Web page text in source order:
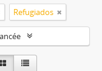
Refugiados